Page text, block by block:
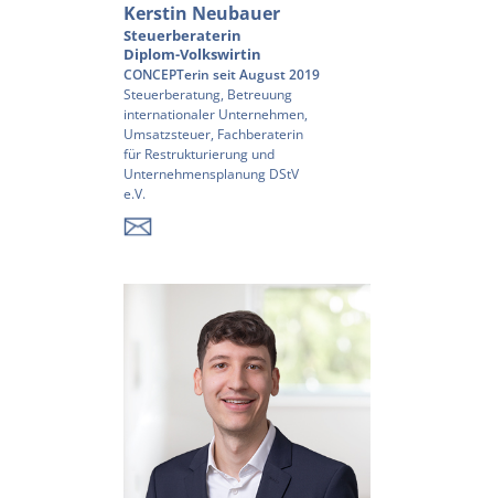
Kerstin Neubauer
Steuerberaterin
Diplom-Volkswirtin
CONCEPTerin seit August 2019
Steuerberatung, Betreuung
internationaler Unternehmen,
Umsatzsteuer, Fachberaterin
für Restrukturierung und
Unternehmensplanung DStV
e.V.